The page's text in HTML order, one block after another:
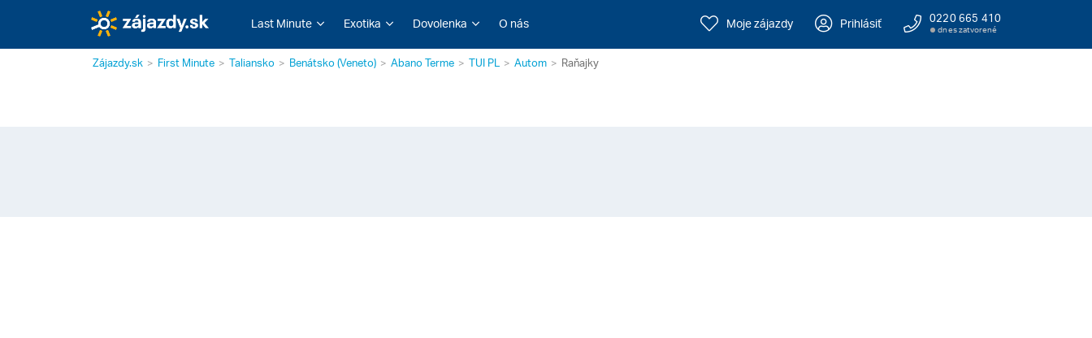
Last Minute Exotika Dovolenka O nás Moje zájazdy Prihlásiť 0220 665 410
dnes zatvorené
Zájazdy.sk First Minute Taliansko Benátsko (Veneto) Abano Terme TUI PL Autom Raňajky